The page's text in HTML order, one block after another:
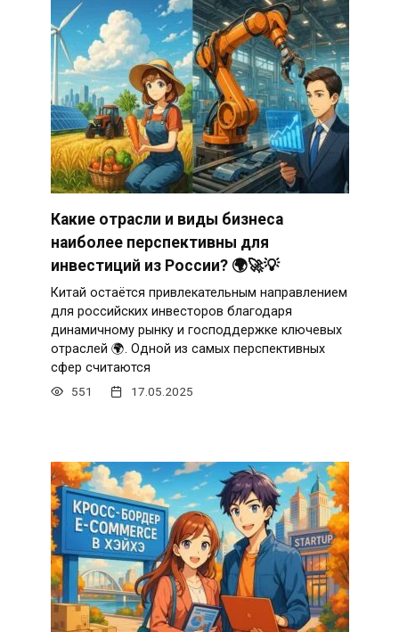
Какие отрасли и виды бизнеса
наиболее перспективны для
инвестиций из России? 🌍🚀💡
Китай остаётся привлекательным направлением
для российских инвесторов благодаря
динамичному рынку и господдержке ключевых
отраслей 🌍. Одной из самых перспективных
сфер считаются
551 17.05.2025